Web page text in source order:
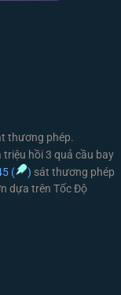
thương phép.
triệu hồi 3 quả cầu bay
( ) sát thương phép
dựa trên Tốc Độ